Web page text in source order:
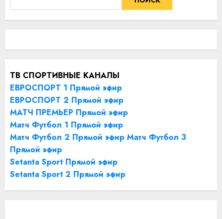
ТВ СПОРТИВНЫЕ КАНАЛЫ
ЕВРОСПОРТ 1 Прямой эфир
ЕВРОСПОРТ 2 Прямой эфир
МАТЧ ПРЕМЬЕР Прямой эфир
Матч Футбол 1 Прямой эфир
Матч Футбол 2 Прямой эфир Матч Футбол 3
Прямой эфир
Setanta Sport Прямой эфир
Setanta Sport 2 Прямой эфир